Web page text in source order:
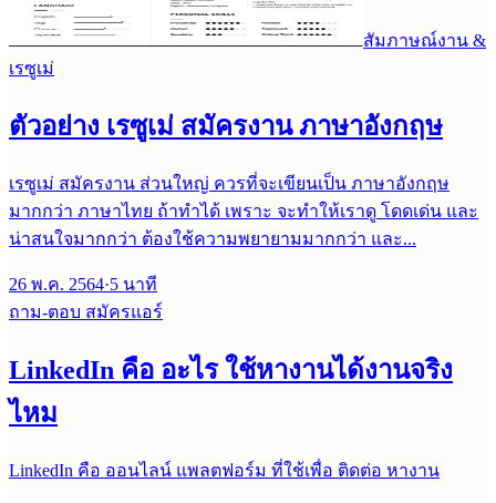
สัมภาษณ์งาน &
เรซูเม่
ตัวอย่าง เรซูเม่ สมัครงาน ภาษาอังกฤษ
เรซูเม่ สมัครงาน ส่วนใหญ่ ควรที่จะเขียนเป็น ภาษาอังกฤษ
มากกว่า ภาษาไทย ถ้าทำได้ เพราะ จะทำให้เราดู โดดเด่น และ
น่าสนใจมากกว่า ต้องใช้ความพยายามมากกว่า และ...
26 พ.ค. 2564·5 นาที
ถาม-ตอบ สมัครแอร์
LinkedIn คือ อะไร ใช้หางานได้งานจริง
ไหม
LinkedIn คือ ออนไลน์ แพลตฟอร์ม ที่ใช้เพื่อ ติดต่อ หางาน